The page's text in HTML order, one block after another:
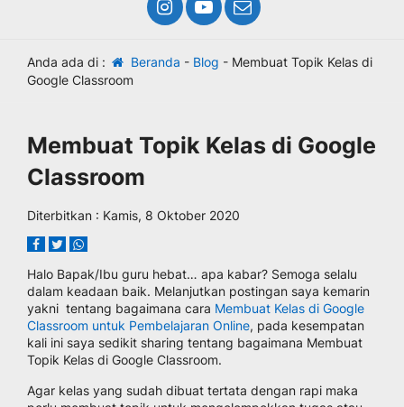
Anda ada di : Beranda - Blog - Membuat Topik Kelas di
Google Classroom
Membuat Topik Kelas di Google
Classroom
Diterbitkan : Kamis, 8 Oktober 2020
Halo Bapak/Ibu guru hebat… apa kabar? Semoga selalu
dalam keadaan baik. Melanjutkan postingan saya kemarin
yakni tentang bagaimana cara Membuat Kelas di Google
Classroom untuk Pembelajaran Online, pada kesempatan
kali ini saya sedikit sharing tentang bagaimana Membuat
Topik Kelas di Google Classroom.
Agar kelas yang sudah dibuat tertata dengan rapi maka